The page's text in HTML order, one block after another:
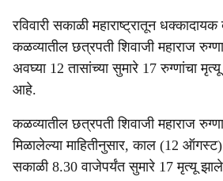
r
e
रविवारी सकाळी महाराष्ट्रातून
कळव्यातील छत्रपती शिवाजी महाराज
अवघ्या 12 तासांच्या सुमारे 17 रुग्णांचा
आहे.
कळव्यातील छत्रपती शिवाजी महाराज
मिळालेल्या माहितीनुसार, काल (12
सकाळी 8.30 वाजेपर्यंत सुमारे 17 मृत्यू